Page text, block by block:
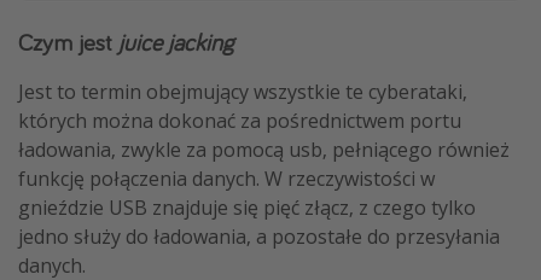
Czym jest juice jacking
Jest to termin obejmujący wszystkie te cyberataki,
których można dokonać za pośrednictwem portu
ładowania, zwykle za pomocą usb, pełniącego również
funkcję połączenia danych. W rzeczywistości w
gnieździe USB znajduje się pięć złącz, z czego tylko
jedno służy do ładowania, a pozostałe do przesyłania
danych.